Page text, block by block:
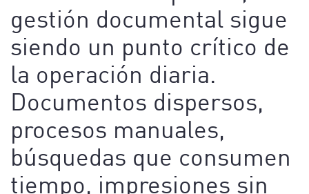
gestión documental sigue
siendo un punto crítico de
la operación diaria.
Documentos dispersos,
procesos manuales,
búsquedas que consumen
tiempo, impresiones sin